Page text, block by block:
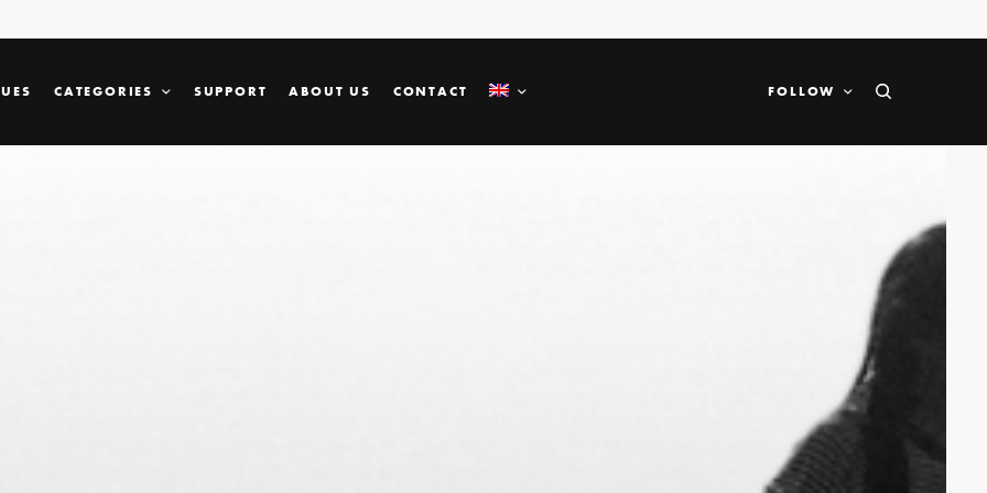
CATEGORIES SUPPORT ABOUT US CONTACT FOLLOW